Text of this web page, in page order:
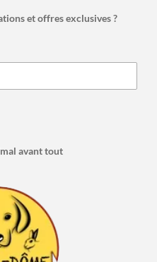
et offres exclusives ?
avant tout